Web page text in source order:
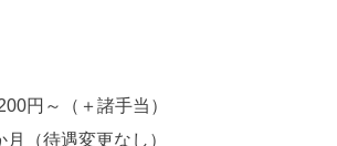
円～（＋諸手当）
（待遇変更なし）